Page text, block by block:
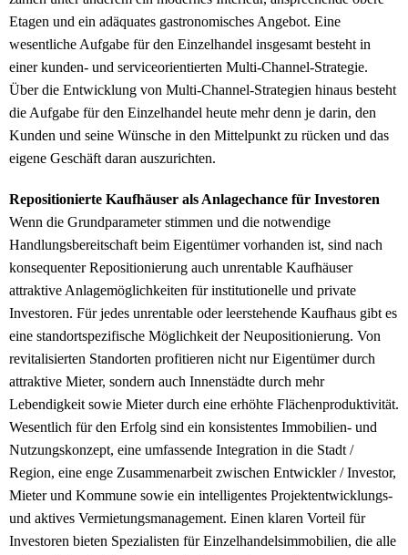
Etagen und ein adäquates gastronomisches Angebot. Eine
wesentliche Aufgabe für den Einzelhandel insgesamt besteht in
einer kunden- und serviceorientierten Multi-Channel-Strategie.
Über die Entwicklung von Multi-Channel-Strategien hinaus besteht
die Aufgabe für den Einzelhandel heute mehr denn je darin, den
Kunden und seine Wünsche in den Mittelpunkt zu rücken und das
eigene Geschäft daran auszurichten.
Repositionierte Kaufhäuser als Anlagechance für Investoren
Wenn die Grundparameter stimmen und die notwendige
Handlungsbereitschaft beim Eigentümer vorhanden ist, sind nach
konsequenter Repositionierung auch unrentable Kaufhäuser
attraktive Anlagemöglichkeiten für institutionelle und private
Investoren. Für jedes unrentable oder leerstehende Kaufhaus gibt es
eine standortspezifische Möglichkeit der Neupositionierung. Von
revitalisierten Standorten profitieren nicht nur Eigentümer durch
attraktive Mieter, sondern auch Innenstädte durch mehr
Lebendigkeit sowie Mieter durch eine erhöhte Flächenproduktivität.
Wesentlich für den Erfolg sind ein konsistentes Immobilien- und
Nutzungskonzept, eine umfassende Integration in die Stadt /
Region, eine enge Zusammenarbeit zwischen Entwickler / Investor,
Mieter und Kommune sowie ein intelligentes Projektentwicklungs-
und aktives Vermietungsmanagement. Einen klaren Vorteil für
Investoren bieten Spezialisten für Einzelhandelsimmobilien, die alle